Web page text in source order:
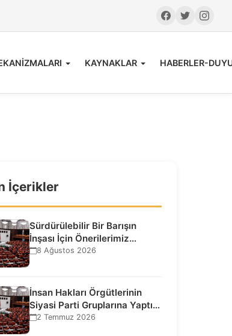
KAYNAKLAR HABERLER-
İçerikler
Sürdürülebilir Bir Barışın
İnşası İçin Önerilerimiz…
8 Ağustos 2026
İnsan Hakları Örgütlerinin
Siyasi Parti Gruplarına Yaptığı
Ziyaretlere İlişkin
2 Temmuz 2026